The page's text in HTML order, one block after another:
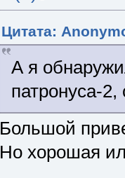
Цитата:
А я
патронуса-2,
Большой
Но хорошая